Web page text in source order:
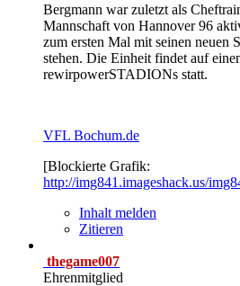
Bergmann war zuletzt als
Mannschaft von Hannover 96
zum ersten Mal mit seinen neuen
stehen. Die Einheit findet auf
rewirpowerSTADIONs statt.
VFL Bochum.de
[Blockierte Grafik:
http://img841.imageshack.us/
Inhalt melden
Zitieren
thegame007
Ehrenmitglied